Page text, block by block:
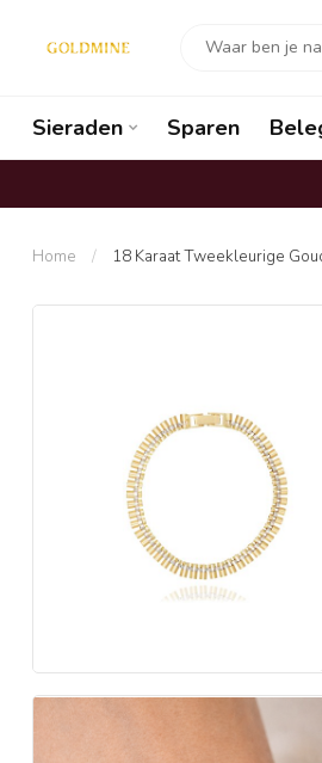
Sieraden Sparen
Home / 18 Karaat Tweekleurige